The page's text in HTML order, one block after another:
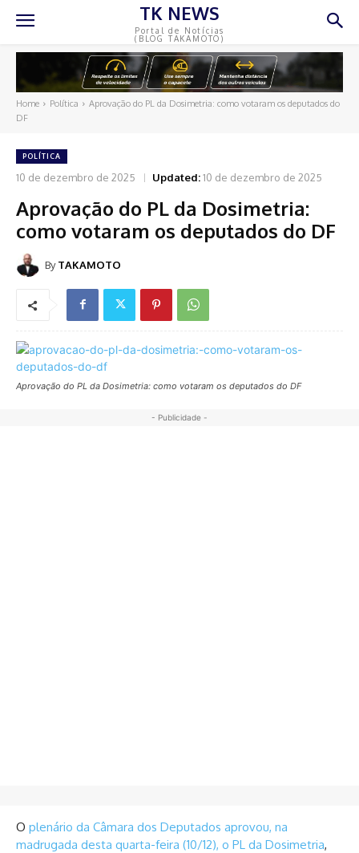
TK NEWS
Portal de Notícias
(BLOG TAKAMOTO)
Home Política
Aprovação do PL da Dosimetria: como votaram os deputados do
DF
POLÍTICA
10 de dezembro de 2025 Updated:10 de dezembro de 2025
Aprovação do PL da Dosimetria:
como votaram os deputados do DF
By TAKAMOTO
Aprovação do PL da Dosimetria: como votaram os deputados do DF
- Publicidade -
O plenário da Câmara dos Deputados aprovou, na
madrugada desta quarta-feira (10/12), o PL da Dosimetria,